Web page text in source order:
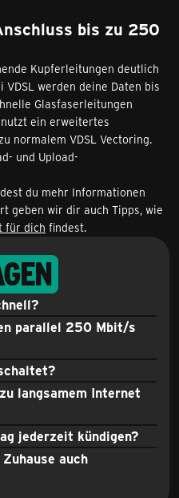
bis zu 250
Kupferleitungen deutlich
werden deine Daten bis
Glasfaserleitungen
ein erweitertes
normalem VDSL Vectoring.
und Upload-
du mehr Informationen
geben wir dir auch Tipps, wie
für dich findest.
parallel 250 Mbit/s
langsamem Internet
jederzeit kündigen?
auch